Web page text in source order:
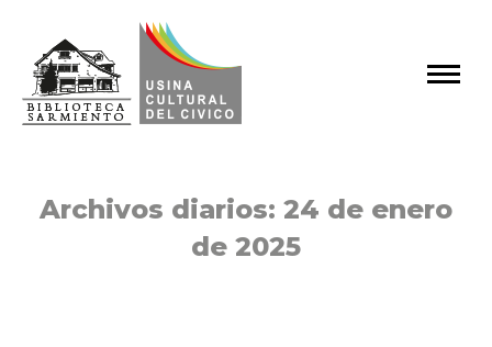
Archivos diarios: 24 de enero
de 2025